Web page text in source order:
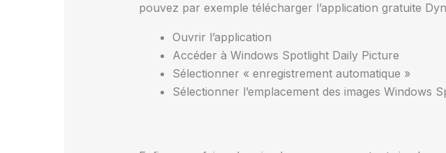
pouvez par exemple télécharger l’application gratuite
Ouvrir l’application
Accéder à Windows Spotlight Daily Picture
Sélectionner « enregistrement automatique »
Sélectionner l’emplacement des images Windows